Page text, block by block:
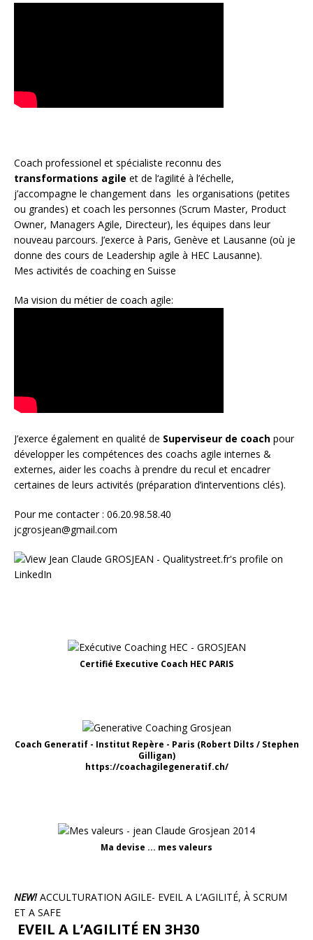
Coach professionel et spécialiste reconnu des
transformations agile et de l‘agilité à l’échelle,
j’accompagne le changement dans les organisations (petites
ou grandes) et coach les personnes (Scrum Master, Product
Owner, Managers Agile, Directeur), les équipes dans leur
nouveau parcours. J’exerce à Paris, Genève et Lausanne (où je
donne des cours de Leadership agile à HEC Lausanne).
Mes activités de coaching en Suisse
Ma vision du métier de coach agile:
J’exerce également en qualité de Superviseur de coach pour
développer les compétences des coachs agile internes &
externes, aider les coachs à prendre du recul et encadrer
certaines de leurs activités (préparation d’interventions clés).
Pour me contacter : 06.20.98.58.40
jcgrosjean@gmail.com
Certifié Executive Coach HEC PARIS
Coach Generatif - Institut Repère - Paris (Robert Dilts / Stephen
Gilligan)
https://coachagilegeneratif.ch/
Ma devise ... mes valeurs
NEW!ACCULTURATION AGILE- EVEIL A L’AGILITÉ, À SCRUM
ET A SAFE
EVEIL A L’AGILITÉ EN 3H30